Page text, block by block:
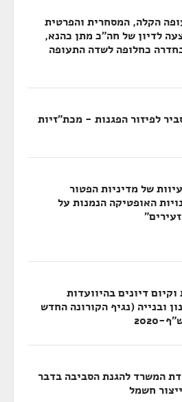
הקלה, המסחרית והפרטית
לדיון של חה"כ מתן כהנא,
כחלופה לשדה התעופה
לפיזור הפגנות - מכת"זיות
של מדיניות הפטור
האופטיקה הנמנות על
דיונים בהיוועדות
ובנייה (נגיף הקורונה החדש
המשרד להגנת הסביבה בדבר
חשמל